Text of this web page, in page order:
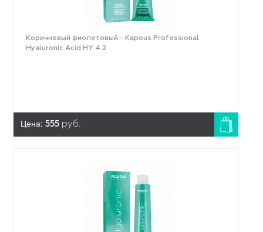
Коричневый фиолетовый - Kapous Professional
Hyaluronic Acid HY 4.2
Цена: 555 руб.